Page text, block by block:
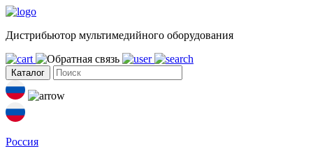
Дистрибьютор мультимедийного оборудования
Каталог
Россия